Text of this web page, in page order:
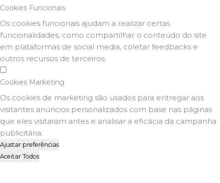
Cookies Funcionais
Os cookies funcionais ajudam a realizar certas
funcionalidades, como compartilhar o conteúdo do site
em plataformas de social media, coletar feedbacks e
outros recursos de terceiros.
Cookies Marketing
Os cookies de marketing são usados para entregar aos
visitantes anúncios personalizados com base nas páginas
que eles visitaram antes e analisar a eficácia da campanha
publicitária.
Ajustar preferências
Aceitar Todos